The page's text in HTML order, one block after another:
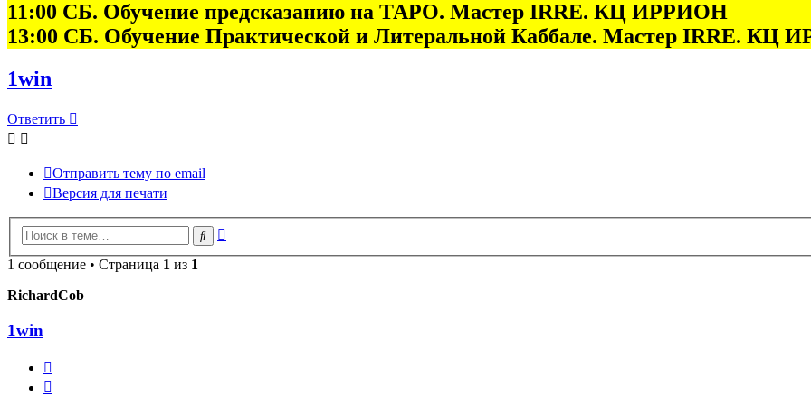
11:00 СБ. Обучение предсказанию на ТАРО. Мастер IRRE. КЦ ИРРИОН
13:00 СБ. Обучение Практической и Литеральной Каббале. Мастер IRRE. КЦ
1win
Ответить
Отправить тему по email
Версия для печати
Поиск
1 сообщение • Страница 1 из 1
RichardCob
1win
это